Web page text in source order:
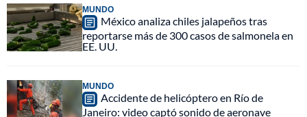
MUNDO
México analiza chiles jalapeños tras
reportarse más de 300 casos de salmonela en
EE. UU.
MUNDO
Accidente de helicóptero en Río de
Janeiro: video captó sonido de aeronave